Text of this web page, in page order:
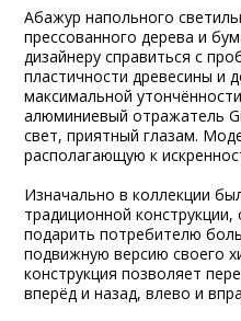
Абажур напольного
прессованного дерева и
дизайнеру справиться с
пластичности древесины и
максимальной
алюминиевый отражатель
свет, приятный глазам.
располагающую к
Изначально в коллекции
традиционной
подарить потребителю
подвижную версию своего
конструкция позволяет
вперёд и назад, влево и